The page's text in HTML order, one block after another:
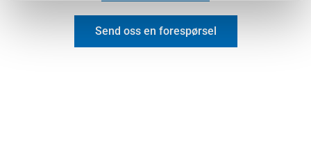
Send oss en forespørsel